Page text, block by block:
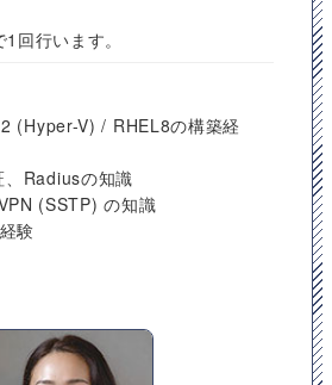
回行います。
(Hyper-V) / RHEL8の構築経
、Radiusの知識
(SSTP) の知識
験